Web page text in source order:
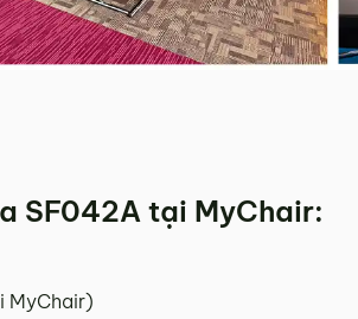
SF042A tại MyChair:
MyChair)